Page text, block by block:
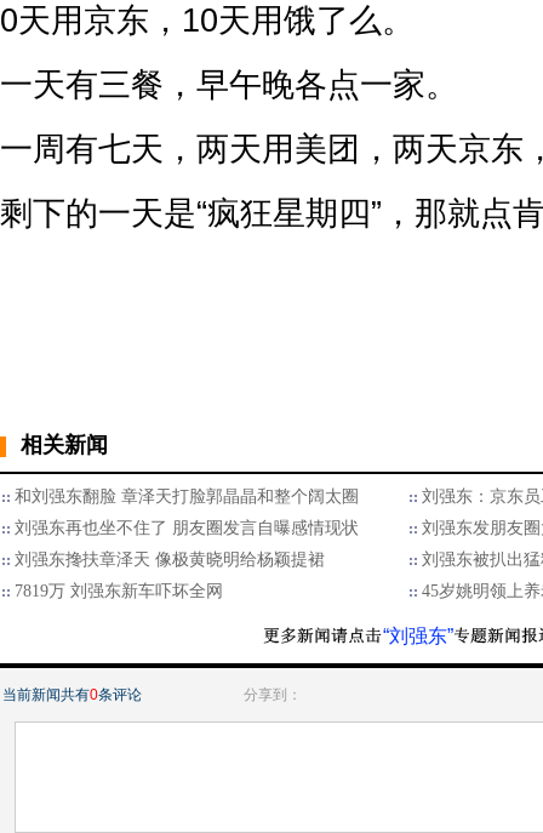
0天用京东，10天用饿了么。
一天有三餐，早午晚各点一家。
一周有七天，两天用美团，两天京东
剩下的一天是“疯狂星期四”，那就点
相关新闻
和刘强东翻脸 章泽天打脸郭晶晶和整个阔太圈
刘强东：京东
刘强东再也坐不住了 朋友圈发言自曝感情现状
刘强东发朋友
刘强东搀扶章泽天 像极黄晓明给杨颖提裙
刘强东被扒出
7819万 刘强东新车吓坏全网
45岁姚明领上
“刘强东”
当前新闻共有0条评论 分享到：